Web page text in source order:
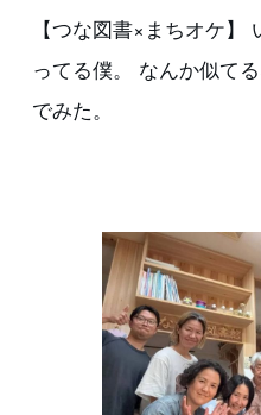
【つな図書×まちオケ
ってる僕。 なんか似て
でみた。